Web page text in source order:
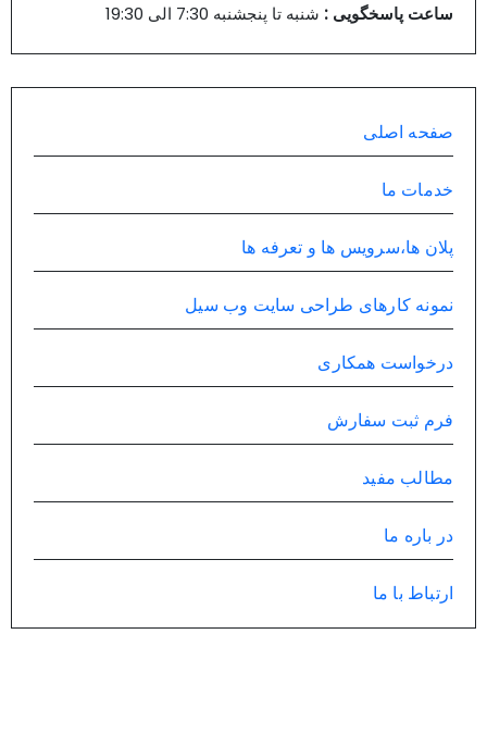
ساعت پاسخگویی : شنبه تا پنجشنبه 7:30 الی 19:30
صفحه اصلی
خدمات ما
پلان ها،سرویس ها و تعرفه ها
نمونه کارهای طراحی سایت وب سیل
درخواست همکاری
فرم ثبت سفارش
مطالب مفید
در باره ما
ارتباط با ما